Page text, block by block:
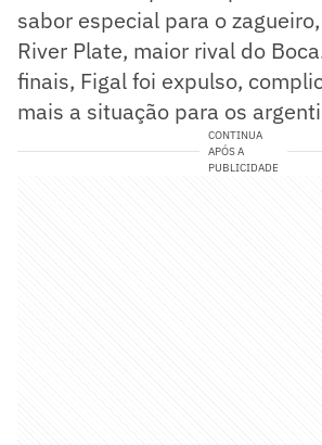
sabor especial para o
River Plate, maior rival do
finais, Figal foi expulso,
mais a situação para os
CONTINUA
APÓS A
PUBLICIDADE